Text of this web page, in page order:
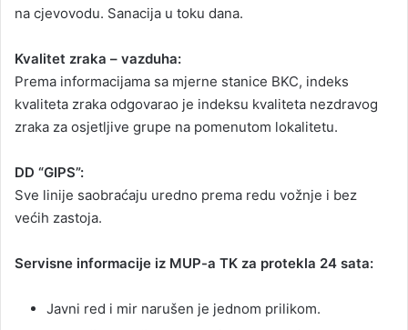
na cjevovodu. Sanacija u toku dana.
Kvalitet zraka – vazduha:
Prema informacijama sa mjerne stanice BKC, indeks
kvaliteta zraka odgovarao je indeksu kvaliteta nezdravog
zraka za osjetljive grupe na pomenutom lokalitetu.
DD “GIPS”:
Sve linije saobraćaju uredno prema redu vožnje i bez
većih zastoja.
Servisne informacije iz MUP-a TK za protekla 24 sata:
Javni red i mir narušen je jednom prilikom.